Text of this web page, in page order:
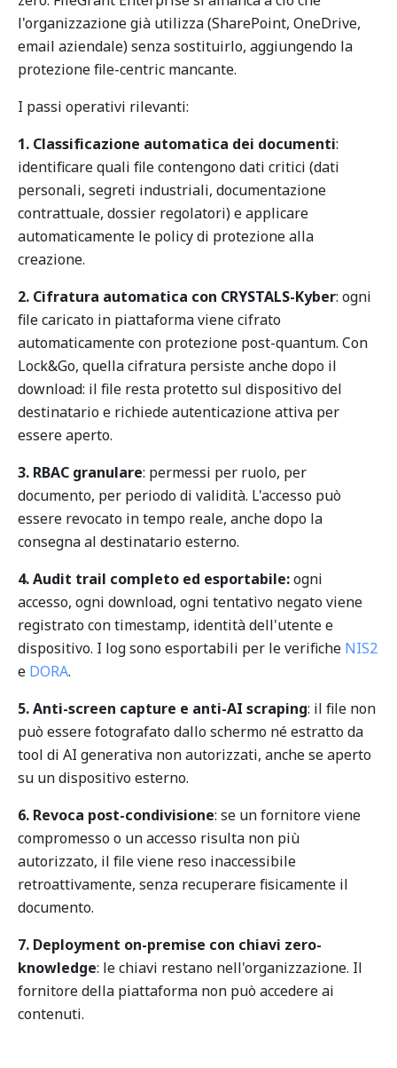
l'organizzazione già utilizza (SharePoint, OneDrive,
email aziendale) senza sostituirlo, aggiungendo la
protezione file-centric mancante.
I passi operativi rilevanti:
1. Classificazione automatica dei documenti:
identificare quali file contengono dati critici (dati
personali, segreti industriali, documentazione
contrattuale, dossier regolatori) e applicare
automaticamente le policy di protezione alla
creazione.
2. Cifratura automatica con CRYSTALS-Kyber: ogni
file caricato in piattaforma viene cifrato
automaticamente con protezione post-quantum. Con
Lock&Go, quella cifratura persiste anche dopo il
download: il file resta protetto sul dispositivo del
destinatario e richiede autenticazione attiva per
essere aperto.
3. RBAC granulare: permessi per ruolo, per
documento, per periodo di validità. L'accesso può
essere revocato in tempo reale, anche dopo la
consegna al destinatario esterno.
4. Audit trail completo ed esportabile:ogni
accesso, ogni download, ogni tentativo negato viene
registrato con timestamp, identità dell'utente e
dispositivo. I log sono esportabili per le verifiche NIS2
e DORA.
5. Anti-screen capture e anti-AI scraping: il file non
può essere fotografato dallo schermo né estratto da
tool di AI generativa non autorizzati, anche se aperto
su un dispositivo esterno.
6. Revoca post-condivisione: se un fornitore viene
compromesso o un accesso risulta non più
autorizzato, il file viene reso inaccessibile
retroattivamente, senza recuperare fisicamente il
documento.
7. Deployment on-premise con chiavi zero-
knowledge: le chiavi restano nell'organizzazione. Il
fornitore della piattaforma non può accedere ai
contenuti.